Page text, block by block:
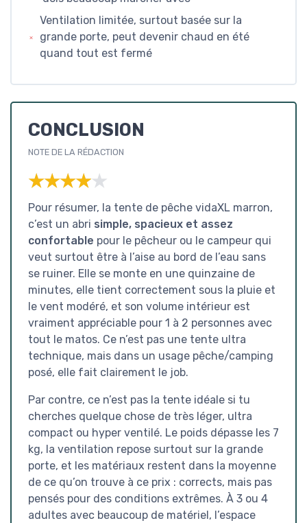
Ventilation limitée, surtout basée sur la
grande porte, peut devenir chaud en été
quand tout est fermé
CONCLUSION
NOTE DE LA RÉDACTION
★★★★★
★★★★★
Pour résumer, la tente de pêche vidaXL marron,
c’est un abri simple, spacieux et assez
confortable pour le pêcheur ou le campeur qui
veut surtout être à l’aise au bord de l’eau sans
se ruiner. Elle se monte en une quinzaine de
minutes, elle tient correctement sous la pluie et
le vent modéré, et son volume intérieur est
vraiment appréciable pour 1 à 2 personnes avec
tout le matos. Ce n’est pas une tente ultra
technique, mais dans un usage pêche/camping
posé, elle fait clairement le job.
Par contre, ce n’est pas la tente idéale si tu
cherches quelque chose de très léger, ultra
compact ou hyper ventilé. Le poids dépasse les 7
kg, la ventilation repose surtout sur la grande
porte, et les matériaux restent dans la moyenne
de ce qu’on trouve à ce prix : corrects, mais pas
pensés pour des conditions extrêmes. À 3 ou 4
adultes avec beaucoup de matériel, l’espace